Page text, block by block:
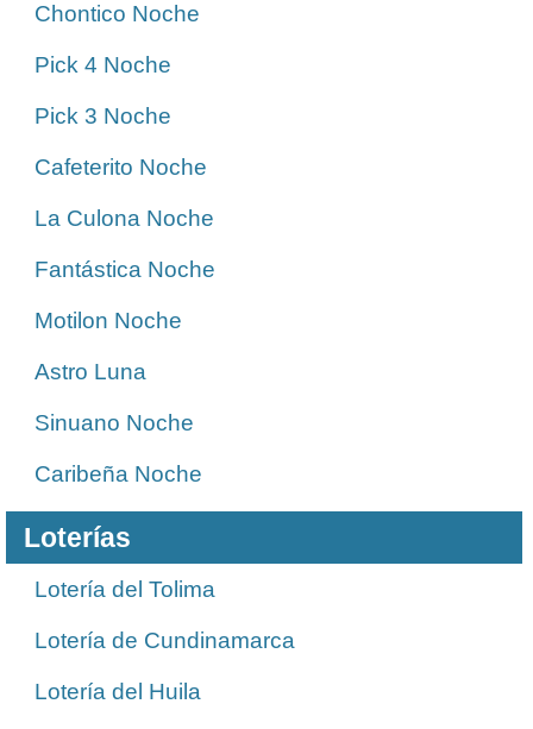
Chontico Noche
Pick 4 Noche
Pick 3 Noche
Cafeterito Noche
La Culona Noche
Fantástica Noche
Motilon Noche
Astro Luna
Sinuano Noche
Caribeña Noche
Loterías
Lotería del Tolima
Lotería de Cundinamarca
Lotería del Huila